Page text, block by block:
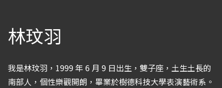
林玟羽
我是林玟羽，1999 年 6 月 9 日出生，雙子座，土生土長的
南部人，個性樂觀開朗，畢業於樹德科技大學表演藝術系。